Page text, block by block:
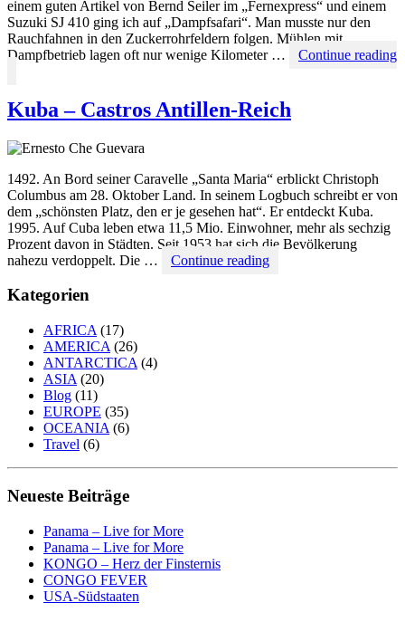
einem guten Artikel von Bernd Seiler im „Fernexpress“ und einem
Suzuki SJ 410 ging ich auf „Dampfsafari“. Man musste nur den
Rauchfahnen in den Zuckerrohrfeldern folgen. Mühlen mit
Dampfbetrieb lagen oft nur wenige Kilometer …
Continue reading
AZUCAR
AMARGO
Kuba – Castros Antillen-Reich
1492. An Bord seiner Caravelle „Santa Maria“ erblickt Christoph
Columbus am 28. Oktober Land. In seinem Logbuch schreibt er von
dem „schönsten Platz, den er je gesehen hat“. Er entdeckt Kuba.
1995. Auf Cuba leben etwa 11,5 Mio. Einwohner, mehr als sechzig
Prozent davon in Städten. Seit 1953 hat sich die Bevölkerung
nahezu verdoppelt. Die …
Continue readingKuba
Kategorien
AFRICA (17)
AMERICA (26)
ANTARCTICA (4)
ASIA (20)
Blog (11)
EUROPE (35)
OCEANIA (6)
Travel (6)
Neueste Beiträge
Panama – Live for More
Panama – Live for More
KONGO – Herz der Finsternis
CONGO FEVER
USA-Südstaaten